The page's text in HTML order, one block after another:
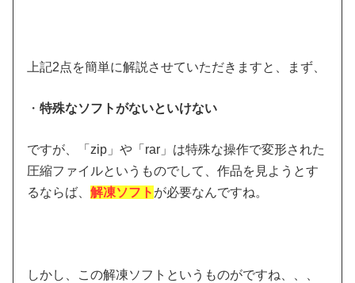
上記2点を簡単に解説させていただきますと、まず、
・特殊なソフトがないといけない
ですが、「zip」や「rar」は特殊な操作で変形された
圧縮ファイルというものでして、作品を見ようとす
るならば、解凍ソフト が必要なんですね。
しかし、この解凍ソフトというものがですね、、、